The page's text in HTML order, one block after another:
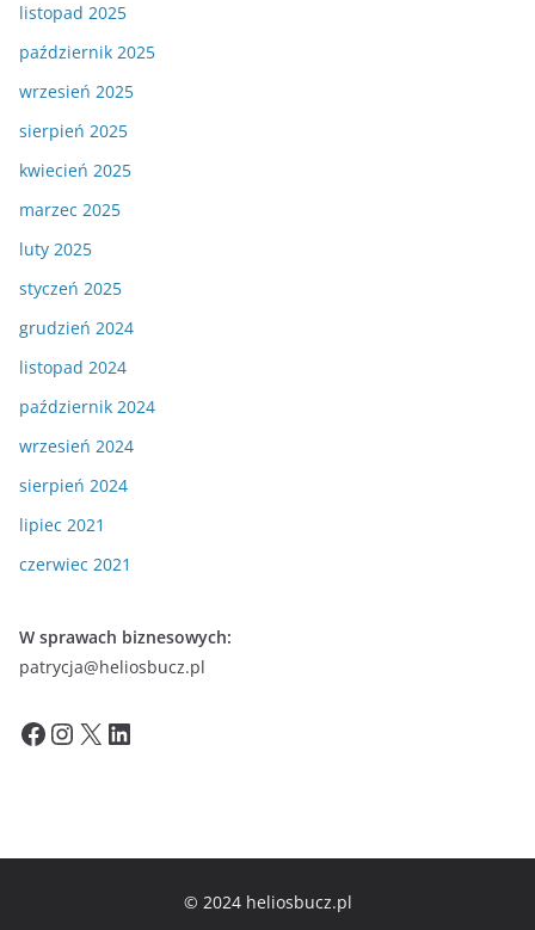
listopad 2025
październik 2025
wrzesień 2025
sierpień 2025
kwiecień 2025
marzec 2025
luty 2025
styczeń 2025
grudzień 2024
listopad 2024
październik 2024
wrzesień 2024
sierpień 2024
lipiec 2021
czerwiec 2021
W sprawach biznesowych:
patrycja@heliosbucz.pl
Facebook InstagramX LinkedIn
© 2024 heliosbucz.pl